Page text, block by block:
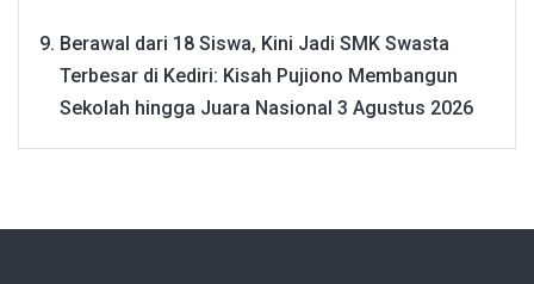
Berawal dari 18 Siswa, Kini Jadi SMK Swasta
Terbesar di Kediri: Kisah Pujiono Membangun
Sekolah hingga Juara Nasional 3 Agustus 2026